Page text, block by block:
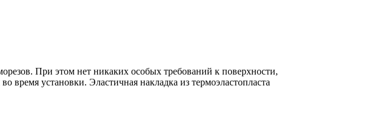
При этом нет никаких особых требований к поверхности,
установки. Эластичная накладка из термоэластопласта